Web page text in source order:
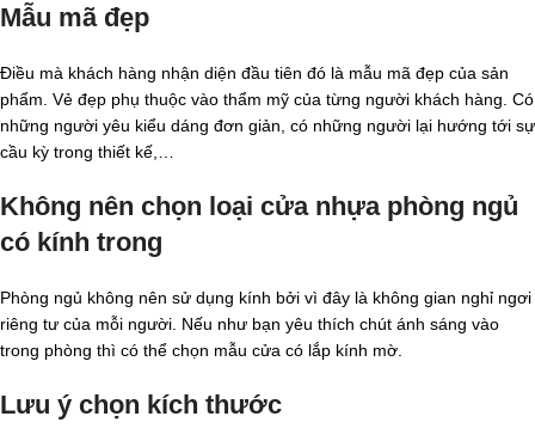
Mẫu mã đẹp
Điều mà khách hàng nhận diện đầu tiên đó là mẫu mã đẹp của sản
phẩm. Vẻ đẹp phụ thuộc vào thẩm mỹ của từng người khách hàng. Có
những người yêu kiểu dáng đơn giản, có những người lại hướng tới sự
cầu kỳ trong thiết kế,…
Không nên chọn loại cửa nhựa phòng ngủ
có kính trong
Phòng ngủ không nên sử dụng kính bởi vì đây là không gian nghỉ ngơi
riêng tư của mỗi người. Nếu như bạn yêu thích chút ánh sáng vào
trong phòng thì có thể chọn mẫu cửa có lắp kính mờ.
Lưu ý chọn kích thước